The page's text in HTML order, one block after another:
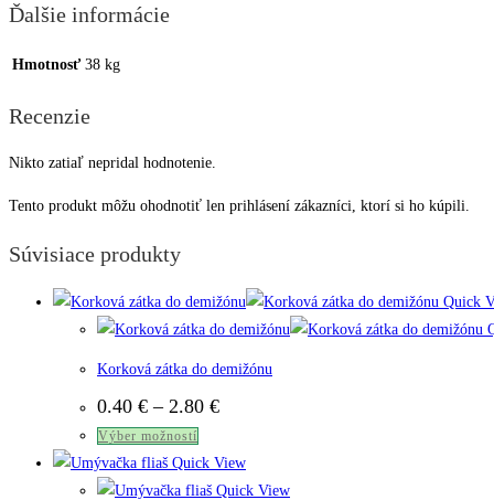
Ďalšie informácie
Hmotnosť 38 kg
Recenzie
Nikto zatiaľ nepridal hodnotenie.
Tento produkt môžu ohodnotiť len prihlásení zákazníci, ktorí si ho kúpili.
Súvisiace produkty
Quick
Korková zátka do demižónu
0.40 € – 2.80 €Price
through
2.80 €
Výber možností
produkt
má
Quick View
Quick View